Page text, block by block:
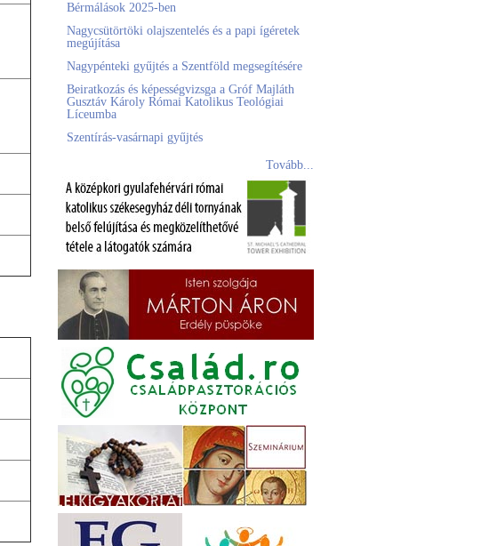
Bérmálások 2025-ben
Nagycsütörtöki olajszentelés és a papi ígéretek
megújítása
Nagypénteki gyűjtés a Szentföld megsegítésére
Beiratkozás és képességvizsga a Gróf Majláth
Gusztáv Károly Római Katolikus Teológiai
Líceumba
Szentírás-vasárnapi gyűjtés
Tovább...